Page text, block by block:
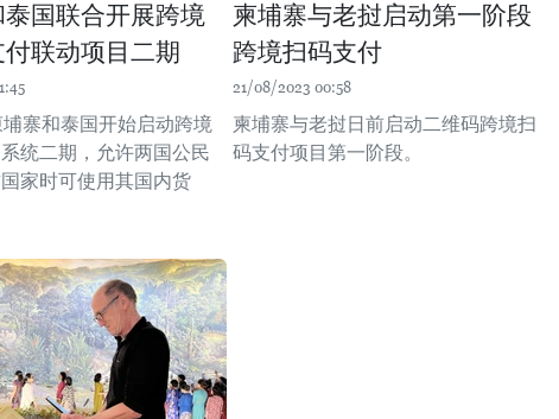
国联合开展跨境
联动项目二期
寨和泰国开始启动跨境
统二期，允许两国公民
家时可使用其国内货
柬埔寨与老挝启动第一阶段
跨境扫码支付
21/08/2023 00:58
柬埔寨与老挝日前启动二维码跨境扫
码支付项目第一阶段。